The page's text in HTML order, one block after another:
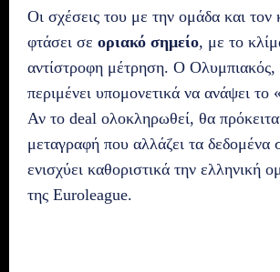
Οι σχέσεις του με την ομάδα και
φτάσει σε οριακό σημείο, με το
αντίστροφη μέτρηση. Ο Ολυμπιακός,
περιμένει υπομονετικά να ανάψει το
Αν το deal ολοκληρωθεί, θα
μεταγραφή που αλλάζει τα δεδομένα
ενισχύει καθοριστικά την ελληνική
της Euroleague.